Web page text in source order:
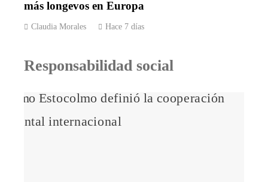
más longevos en Europa
Claudia Morales Hace 7 días
Responsabilidad social